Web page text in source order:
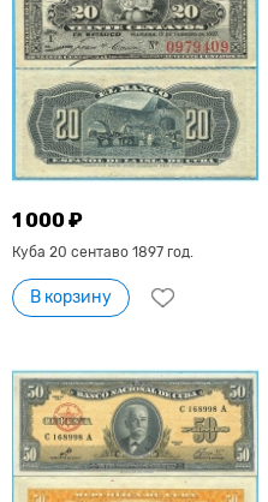
1 000 ₽
Куба 20 сентаво 1897 год.
В корзину